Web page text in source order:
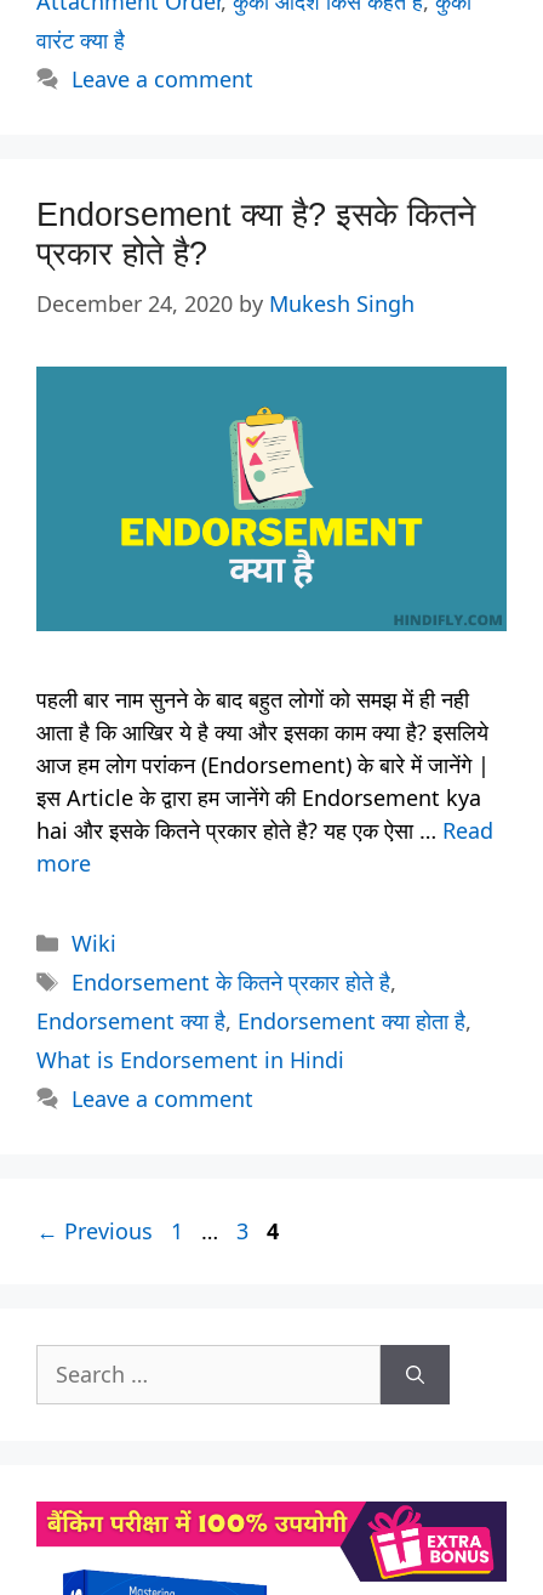
वारंट क्या है
Leave a comment
Endorsement क्या है? इसके कितने
प्रकार होते है?
December 24, 2020 by Mukesh Singh
पहली बार नाम सुनने के बाद बहुत लोगों को समझ में ही नही
आता है कि आखिर ये है क्या और इसका काम क्या है? इसलिये
आज हम लोग परांकन (Endorsement) के बारे में जानेंगे |
इस Article के द्वारा हम जानेंगे की Endorsement kya
hai और इसके कितने प्रकार होते है? यह एक ऐसा … Read
more
Categories
Wiki
Tags
Endorsement के कितने प्रकार होते है,
Endorsement क्या है, Endorsement क्या होता है,
What is Endorsement in Hindi
Leave a comment
← Previous Page
1 … Page
3 Page
4
for: